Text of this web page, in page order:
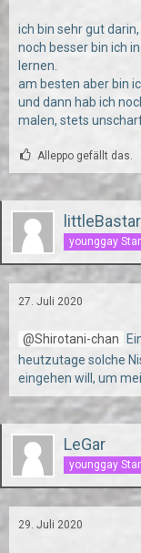
ich bin sehr gut
noch besser bin ich
lernen.
am besten aber bin
und dann hab ich
malen, stets
Alleppo gefällt das.
younggay
27. Juli 2020
Shirotani-chan
heutzutage solche
eingehen will, um
LeGar
younggay
29. Juli 2020